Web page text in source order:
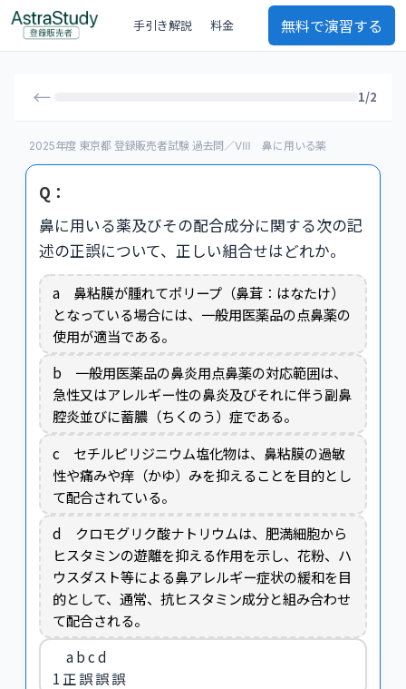
手引き解説 料金 無料で演習する
← 1/2
2025年度 東京都 登録販売者試験 過去問／Ⅷ 鼻に用いる薬
Q：
鼻に用いる薬及びその配合成分に関する次の記
述の正誤について、正しい組合せはどれか。
a 鼻粘膜が腫れてポリープ（鼻茸：はなたけ）
となっている場合には、一般用医薬品の点鼻薬の
使用が適当である。
b 一般用医薬品の鼻炎用点鼻薬の対応範囲は、
急性又はアレルギー性の鼻炎及びそれに伴う副鼻
腔炎並びに蓄膿（ちくのう）症である。
c セチルピリジニウム塩化物は、鼻粘膜の過敏
性や痛みや痒（かゆ）みを抑えることを目的とし
て配合されている。
d クロモグリク酸ナトリウムは、肥満細胞から
ヒスタミンの遊離を抑える作用を示し、花粉、ハ
ウスダスト等による鼻アレルギー症状の緩和を目
的として、通常、抗ヒスタミン成分と組み合わせ
て配合される。
a b c d
1 正 誤 誤 誤